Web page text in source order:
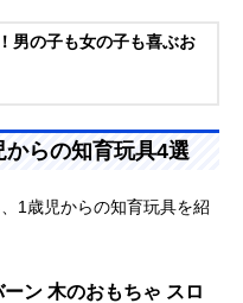
男の子も女の子も喜ぶお
らの知育玩具4選
1歳児からの知育玩具を紹
ン 木のおもちゃ スロ